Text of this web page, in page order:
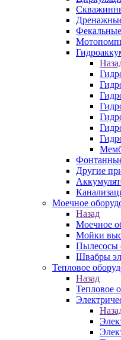
Другие
Моечное
Назад
Моечное
Мойки
Пылесосы
Швабры
Тепловое
Назад
Тепловое